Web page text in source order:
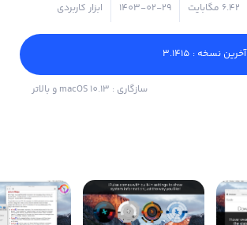
۶.۴۲ مگابایت 1403-02-29 ابزار کاربردی
آخرین نسخه : 3.1415
سازگاری : macOS 10.13 و بالاتر